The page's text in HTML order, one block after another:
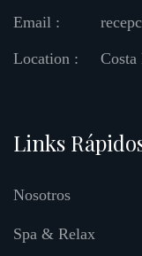
Email :
Location : Costa
Links
Nosotros
Spa & Relax